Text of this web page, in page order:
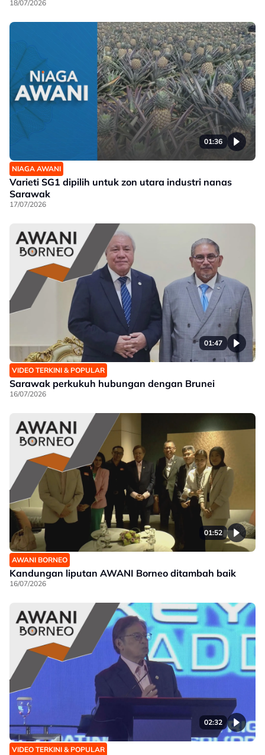
18/07/2026
01:36
NIAGA AWANI
Varieti SG1 dipilih untuk zon utara industri nanas
Sarawak
17/07/2026
01:47
VIDEO TERKINI & POPULAR
Sarawak perkukuh hubungan dengan Brunei
16/07/2026
01:52
AWANI BORNEO
Kandungan liputan AWANI Borneo ditambah baik
16/07/2026
02:32
VIDEO TERKINI & POPULAR